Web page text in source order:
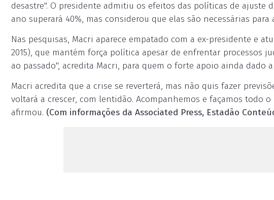
desastre". O presidente admitiu os efeitos das políticas de ajuste
ano superará 40%, mas considerou que elas são necessárias
Nas pesquisas, Macri aparece empatado com a ex-presidente e
2015), que mantém força política apesar de enfrentar processos
ao passado", acredita Macri, para quem o forte apoio ainda dado
Macri acredita que a crise se reverterá, mas não quis fazer
voltará a crescer, com lentidão. Acompanhemos e façamos todo
afirmou. (Com informações da Associated Press, Estadão